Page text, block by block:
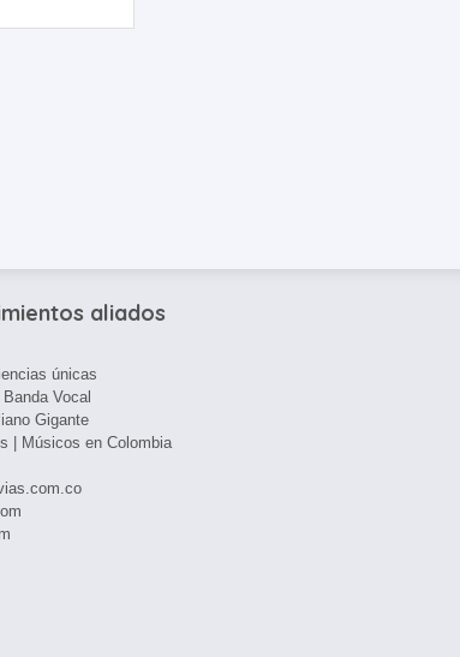
aliados
únicas
Vocal
Gigante
| Músicos en Colombia